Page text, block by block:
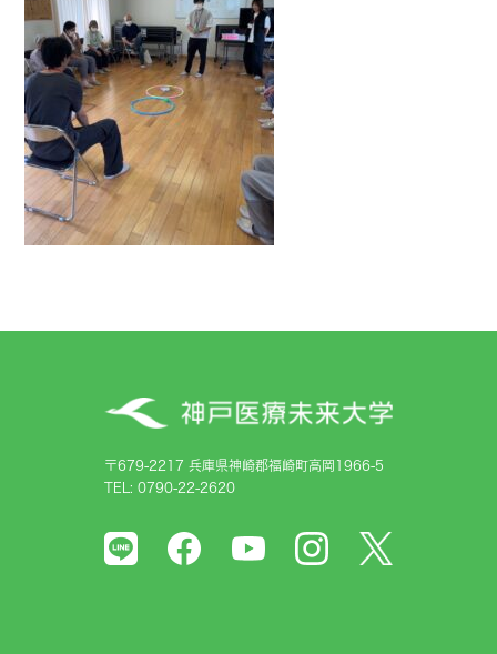
〒679-2217 兵庫県神崎郡福崎町高岡1966-5
TEL: 0790-22-2620